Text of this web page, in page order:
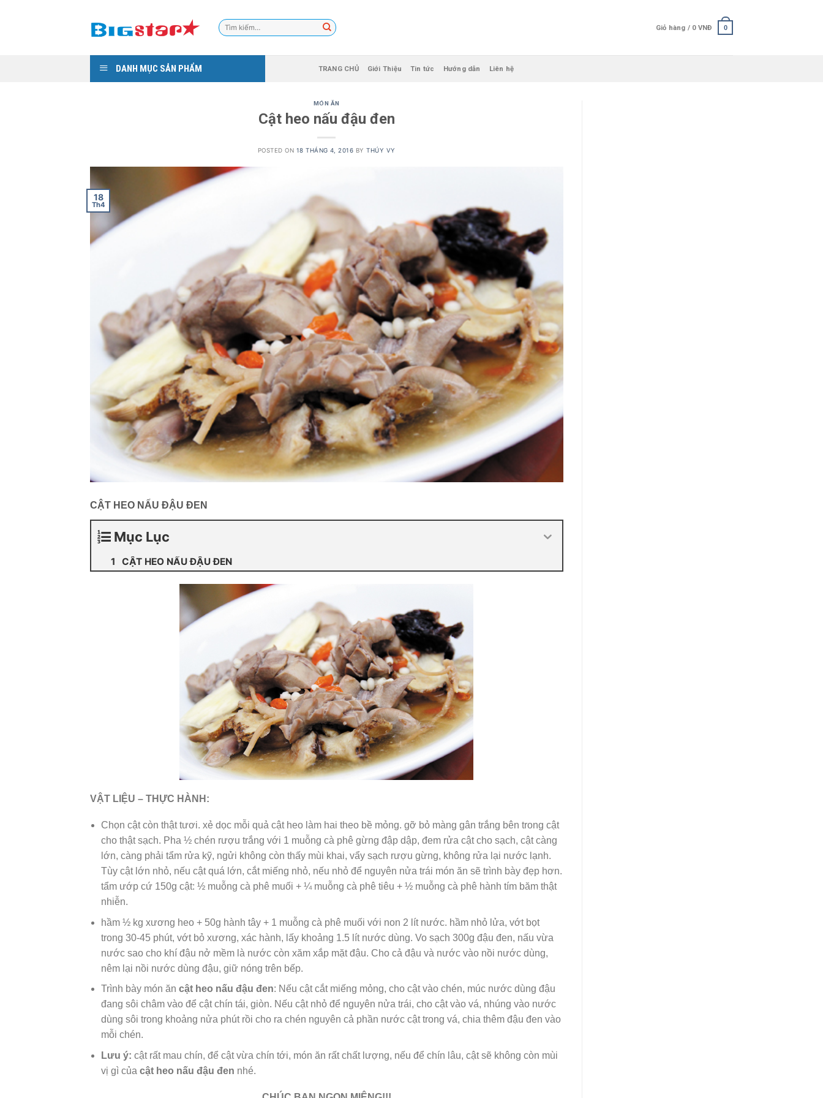
Tìm
kiếm:
Giỏ hàng / 0 VNĐ 0
DANH MỤC SẢN PHẨM TRANG CHỦ Giới Thiệu Tin tức Hướng dẫn Liên hệ
MÓN ĂN
Cật heo nấu đậu đen
POSTED ON 18 THÁNG 4, 2016 BYTHÚY VY
18
Th4
CẬT HEO NẤU ĐẬU ĐEN
Mục Lục
CẬT HEO NẤU ĐẬU ĐEN
VẬT LIỆU – THỰC HÀNH:
Chọn cật còn thật tươi. xẻ dọc mỗi quả cật heo làm hai theo bề mỏng. gỡ bỏ màng gân trắng bên trong cật
cho thật sạch. Pha ½ chén rượu trắng với 1 muỗng cà phê gừng đập dập, đem rửa cật cho sạch, cật càng
lớn, càng phải tẩm rửa kỹ, ngửi không còn thấy mùi khai, vẩy sạch rượu gừng, không rửa lại nước lạnh.
Tùy cật lớn nhỏ, nếu cật quá lớn, cắt miếng nhỏ, nếu nhỏ để nguyên nửa trái món ăn sẽ trình bày đẹp hơn.
tẩm ướp cứ 150g cật: ½ muỗng cà phê muối + ¼ muỗng cà phê tiêu + ½ muỗng cà phê hành tím băm thật
nhiễn.
hầm ½ kg xương heo + 50g hành tây + 1 muỗng cà phê muối với non 2 lít nước. hầm nhỏ lửa, vớt bọt
trong 30-45 phút, vớt bỏ xương, xác hành, lấy khoảng 1.5 lít nước dùng. Vo sạch 300g đậu đen, nấu vừa
nước sao cho khí đậu nở mềm là nước còn xăm xắp mặt đậu. Cho cả đậu và nước vào nồi nước dùng,
nêm lại nồi nước dùng đậu, giữ nóng trên bếp.
Trình bày món ăncật heo nấu đậu đen: Nếu cật cắt miếng mỏng, cho cật vào chén, múc nước dùng đậu
đang sôi châm vào để cật chín tái, giòn. Nếu cật nhỏ để nguyên nửa trái, cho cật vào vá, nhúng vào nước
dùng sôi trong khoảng nửa phút rồi cho ra chén nguyên cả phần nước cật trong vá, chia thêm đậu đen vào
mỗi chén.
Lưu ý: cật rất mau chín, để cật vừa chín tới, món ăn rất chất lượng, nếu để chín lâu, cật sẽ không còn mùi
vị gì củacật heo nấu đậu đen nhé.